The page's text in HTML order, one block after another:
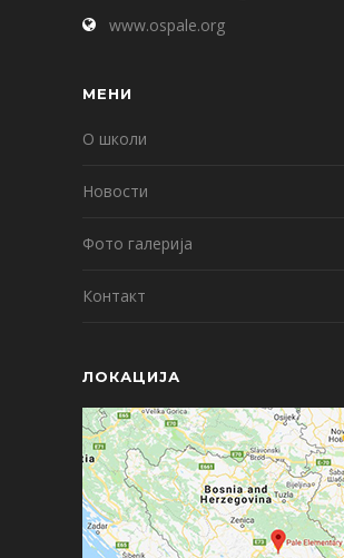
www.ospale.org
МЕНИ
О школи
Новости
Фото галерија
Контакт
ЛОКАЦИЈА